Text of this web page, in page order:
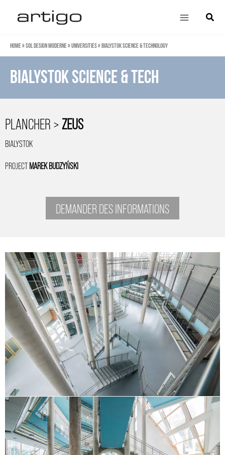
contenu
Main
Home»Sol design moderne»Universities»Bialystok Science & Technology
Bialystok Science & Tech
PLANCHER >ZEUS
BIALYSTOK
PROJECTMAREK BUDZYŃSKI
DEMANDER DES INFORMATIONS